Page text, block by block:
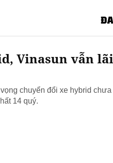
Vinasun vẫn
chuyển đổi xe hybrid
14 quý.